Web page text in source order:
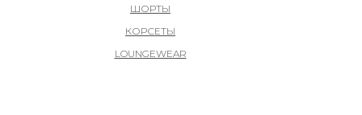
КОРСЕТЫ
LOUNGEWEAR
ШОРТЫ